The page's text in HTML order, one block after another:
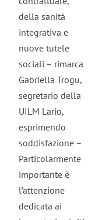
della sanità
integrativa e
nuove tutele
sociali – rimarca
Gabriella Trogu,
segretario della
UILM Lario,
esprimendo
soddisfazione –
Particolarmente
importante è
l’attenzione
dedicata ai